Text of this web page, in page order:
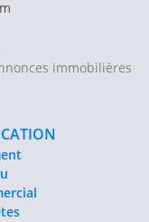
immobilières